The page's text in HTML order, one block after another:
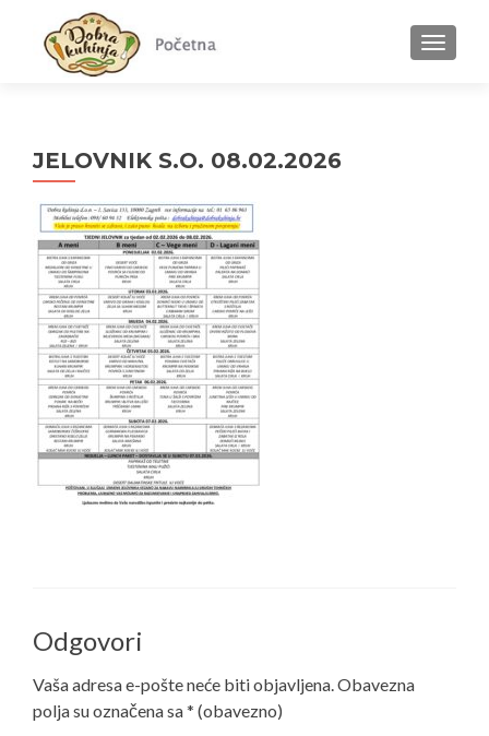
MENU
JELOVNIK S.O. 08.02.2026
Odgovori
Vaša adresa e-pošte neće biti objavljena.Obavezna
polja su označena sa* (obavezno)